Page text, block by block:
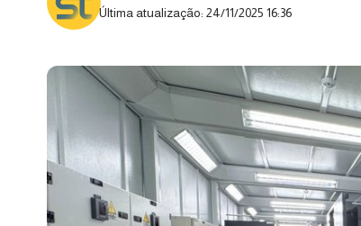
Última atualização: 24/11/2025 16:36